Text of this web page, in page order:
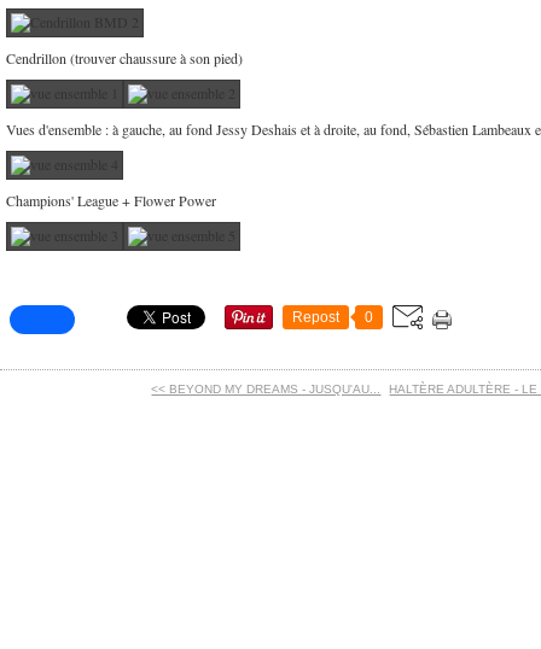
Cendrillon (trouver chaussure à son pied)
Vues d'ensemble : à gauche, au fond Jessy Deshais et à droite, au fond, Sébastien Lambeaux
Champions' League + Flower Power
Repost 0
<< BEYOND MY DREAMS - JUSQU'AU... HALTÈRE ADULTÈRE -